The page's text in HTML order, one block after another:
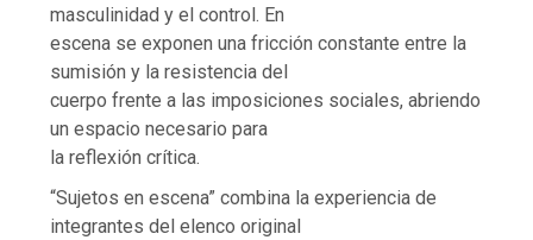
masculinidad y el control. En
escena se exponen una fricción constante entre la
sumisión y la resistencia del
cuerpo frente a las imposiciones sociales, abriendo
un espacio necesario para
la reflexión crítica.
“Sujetos en escena” combina la experiencia de
integrantes del elenco original